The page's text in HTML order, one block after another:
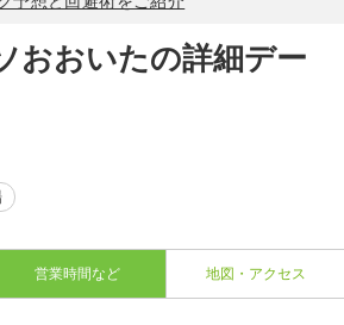
おおいたの詳細デー
営業時間など 地図・アクセス